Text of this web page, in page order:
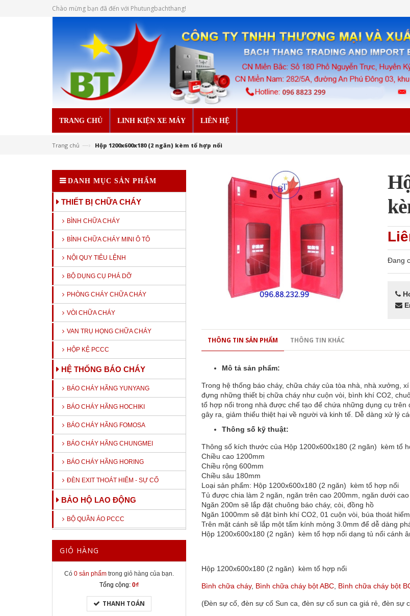
Chào mừng bạn đã đến với Phutungbachthang!
TRANG CHỦ LINH KIỆN XE MÁY LIÊN HỆ
Trang chủ —› Hộp 1200x600x180 (2 ngăn) kèm tổ hợp nổi
DANH MỤC SẢN PHẨM
THIẾT BỊ CHỮA CHÁY
BÌNH CHỮA CHÁY
BÌNH CHỮA CHÁY MINI Ô TÔ
NỘI QUY TIÊU LỆNH
BỘ DỤNG CỤ PHÁ DỠ
PHÒNG CHÁY CHỮA CHÁY
VÒI CHỮA CHÁY
VAN TRỤ HỌNG CHỮA CHÁY
HỘP KỆ PCCC
HỆ THỐNG BÁO CHÁY
BÁO CHÁY HÃNG YUNYANG
BÁO CHÁY HÃNG HOCHIKI
BÁO CHÁY HÃNG FOMOSA
BÁO CHÁY HÃNG CHUNGMEI
BÁO CHÁY HÃNG HORING
ĐÈN EXIT THOÁT HIỂM - SỰ CỐ
BẢO HỘ LAO ĐỘNG
BỘ QUẦN ÁO PCCC
GIỎ HÀNG
Có 0 sản phẩmtrong giỏ hàng của bạn.
Tổng cộng: 0₫
THANH TOÁN
Đang
THÔNG TIN SẢN PHẨM THÔNG TIN KHÁC
Mô tả sản phẩm:
Trong hệ thống báo cháy, chữa cháy của tòa nhà, nhà xưởng,
đựng những thiết bị chữa cháy như cuộn vòi, bình khí CO2,
tổ hợp nổi trong nhà được chế tạo để chứa những dụng cụ
gây ra, giảm thiểu thiệt hại về người và kinh tế. Dễ dàng xử lý
Thông số kỹ thuật:
Thông số kích thước của Hộp 1200x600x180 (2 ngăn) kèm tổ
Chiều cao 1200mm
Chiều rộng 600mm
Chiều sâu 180mm
Loại sản phẩm: Hộp 1200x600x180 (2 ngăn) kèm tổ hợp nổi
Tủ được chia làm 2 ngăn, ngăn trên cao 200mm, ngăn dưới
Ngăn 200m sẽ lắp đặt chuông báo cháy, còi, đồng hồ
Ngăn 1000mm sẽ đặt bình khí CO2, 01 cuộn vòi, búa thoát hiểm
Trên mặt cánh sẽ lắp một tấm kính mỏng 3.0mm để dễ dàng
Hộp 1200x600x180 (2 ngăn) kèm tổ hợp nổi dạng tủ nổi cánh
Hộp 1200x600x180 (2 ngăn) kèm tổ hợp nổi
Bình chữa cháy, Bình chữa cháy bột ABC, Bình chữa cháy bột
(Đèn sự cố, đèn sự cố Sun ca, đèn sự cố sun ca giá rẻ, đèn sự